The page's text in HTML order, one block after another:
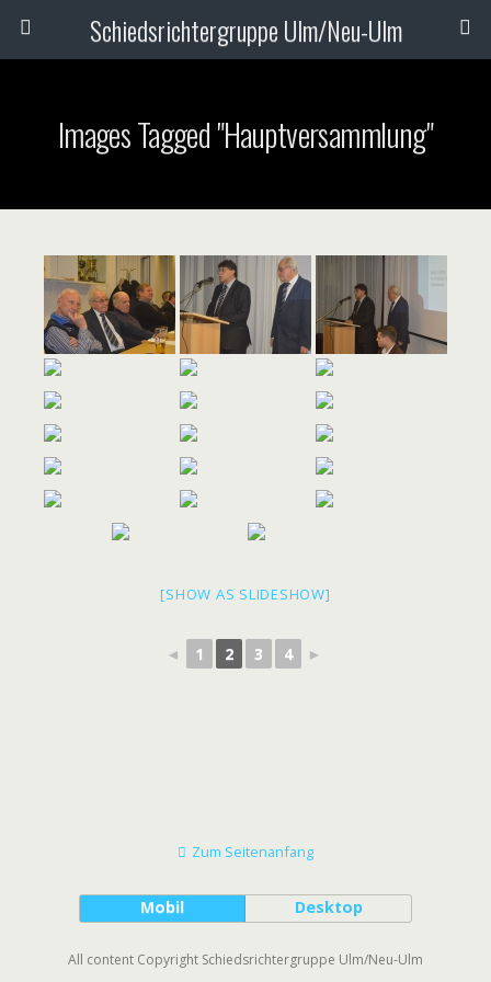
Schiedsrichtergruppe Ulm/Neu-Ulm
Images Tagged "Hauptversammlung"
[SHOW AS SLIDESHOW]
◄ 1 2 3 4 ►
Zum Seitenanfang
Mobil Desktop
All content Copyright Schiedsrichtergruppe Ulm/Neu-Ulm